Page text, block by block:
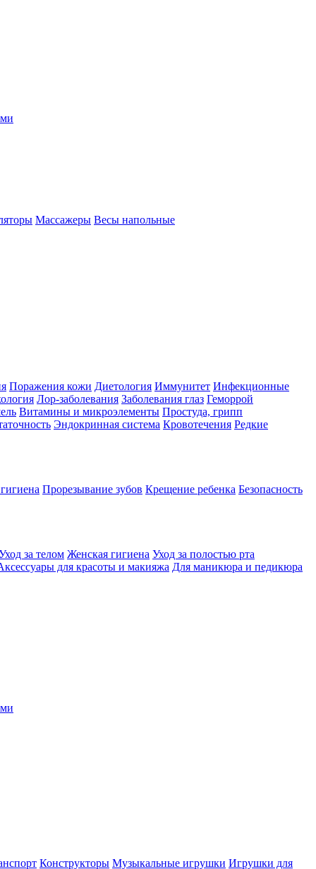
Массажеры Весы напольные
Поражения кожи Диетология Иммунитет Инфекционные
Лор-заболевания Заболевания глаз Геморрой
Витамины и микроэлементы Простуда, грипп
Эндокринная система Кровотечения Редкие
Прорезывание зубов Крещение ребенка Безопасность
за телом Женская гигиена Уход за полостью рта
для красоты и макияжа Для маникюра и педикюра
Конструкторы Музыкальные игрушки Игрушки для